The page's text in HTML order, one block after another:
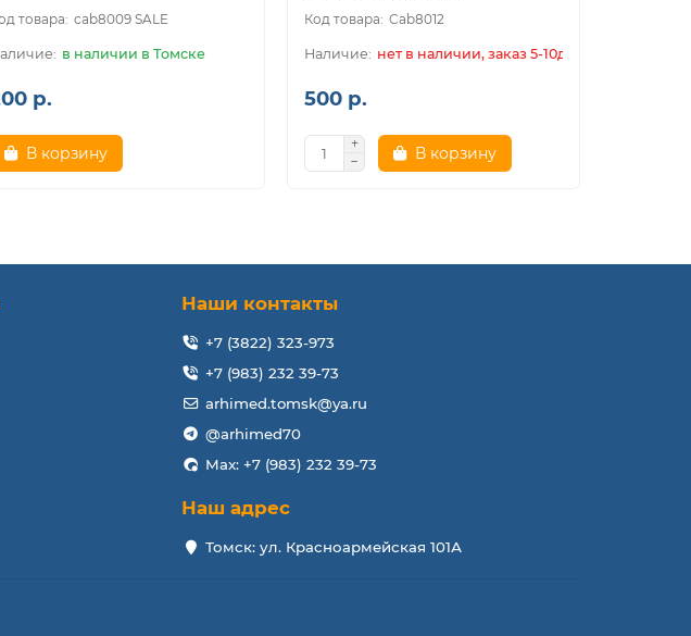
cab8009 SALE
в наличии в Томске
р.
В корзину
Cab8012
нет в наличии, заказ 5-10дн.
500 р.
В корзину
Наши контакты
+7 (3822) 323-973
+7 (983) 232 39-73
arhimed.tomsk@ya.ru
@arhimed70
Max: +7 (983) 232 39-73
Наш адрес
Томск: ул. Красноармейская 101А